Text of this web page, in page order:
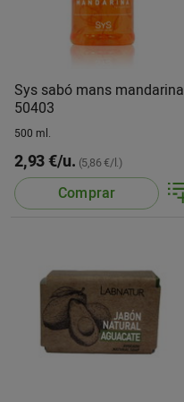
Sys sabó mans mandarina
50403
500 ml.
2,93 €/u. (5,86 €/l.)
Comprar